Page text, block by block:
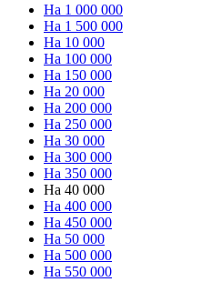
На 1 000 000
На 1 500 000
На 10 000
На 100 000
На 150 000
На 20 000
На 200 000
На 250 000
На 30 000
На 300 000
На 350 000
На 40 000
На 400 000
На 450 000
На 50 000
На 500 000
На 550 000